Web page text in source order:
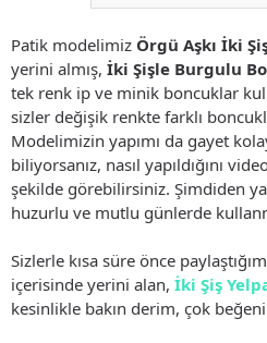
Patik modelimiz Örgü Aşkı İki
yerini almış, İki Şişle Burgulu
tek renk ip ve minik boncuklar
sizler değişik renkte farklı
Modelimizin yapımı da gayet
biliyorsanız, nasıl yapıldığını
şekilde görebilirsiniz. Şimdiden
huzurlu ve mutlu günlerde
Sizlerle kısa süre önce paylaştığım
içerisinde yerini alan, İki Şiş
kesinlikle bakın derim, çok